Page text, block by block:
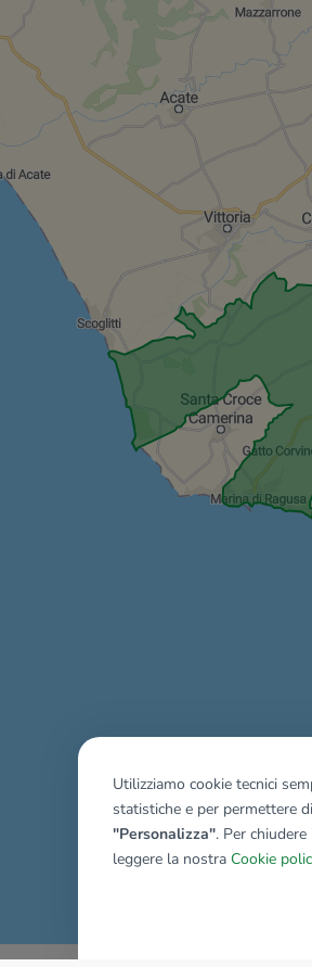
Utilizziamo cookie tecnici
statistiche e per permettere
"Personalizza". Per
leggere la nostra Cookie